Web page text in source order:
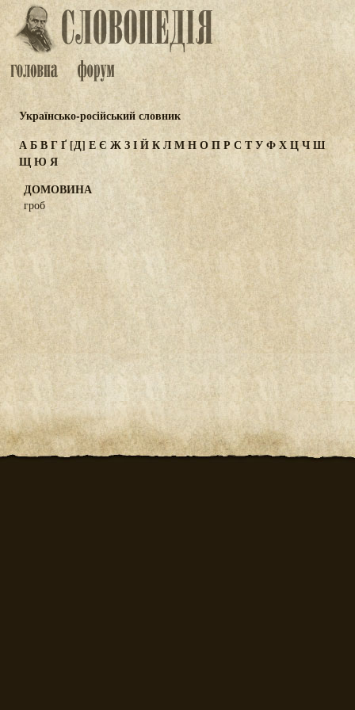
Українсько-російський словник
АБВГҐ[Д] ЕЄ ЖЗІЙКЛМНОПР С ТУФХЦЧШ
ЩЮ Я
ДОМОВИНА
гроб